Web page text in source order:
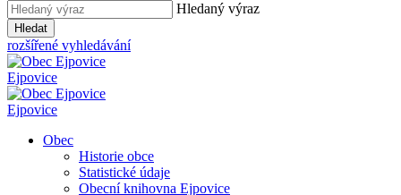
Hledaný výraz
Hledat
rozšířené vyhledávání
Ejpovice
Ejpovice
Obec
Historie obce
Statistické údaje
Obecní knihovna Ejpovice